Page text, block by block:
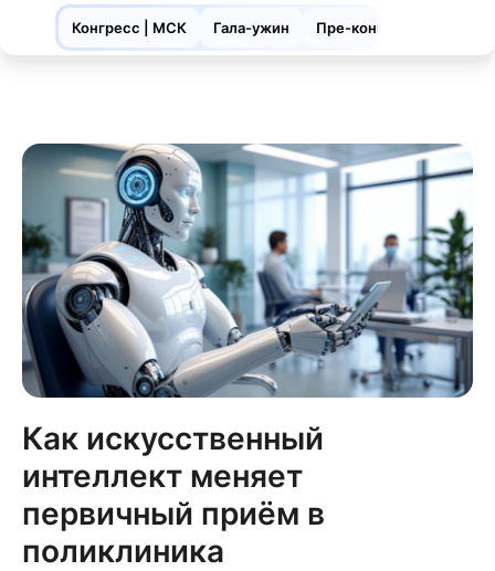
Конгресс | МСК Гала-ужин Пре-конгресс| ЯРЛ
Как искусственный
интеллект меняет
первичный приём в
поликлиника